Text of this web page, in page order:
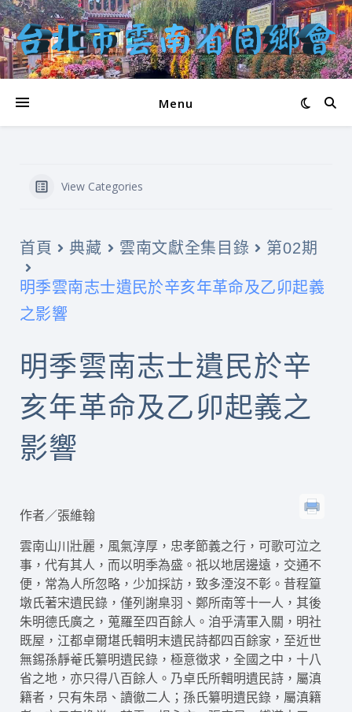
Menu
View Categories
首頁 典藏 雲南文獻全集目錄 第02期
明季雲南志士遺民於辛亥年革命及乙卯起義
之影響
明季雲南志士遺民於辛
亥年革命及乙卯起義之
影響
作者／張維翰
雲南山川壯麗，風氣淳厚，忠孝節義之行，可歌可泣之
事，代有其人，而以明季為盛。祇以地居邊遠，交通不
便，常為人所忽略，少加採訪，致多湮沒不彰。昔程篁
墩氏著宋遺民錄，僅列謝臬羽、鄭所南等十一人，其後
朱明德氏廣之，蒐羅至四百餘人。洎乎清軍入關，明社
既屋，江都卓爾堪氏輯明末遺民詩都四百餘家，至近世
無錫孫靜菴氏纂明遺民錄，極意徵求，全國之中，十八
省之地，亦只得八百餘人。乃卓氏所輯明遺民詩，屬滇
籍者，只有朱昂、讀徹二人；孫氏纂明遺民錄，屬滇籍